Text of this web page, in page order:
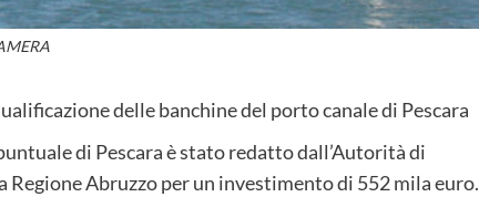
delle banchine del porto canale di Pescara
di Pescara è stato redatto dall’Autorità di
Abruzzo per un investimento di 552 mila euro.